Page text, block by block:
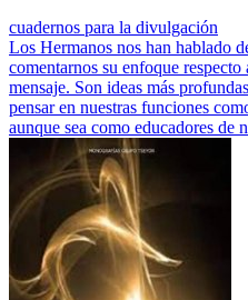
cuadernos para la divulgación
Los Hermanos nos han hablado
comentarnos su enfoque
mensaje. Son ideas más
pensar en nuestras funciones
aunque sea como educadores de